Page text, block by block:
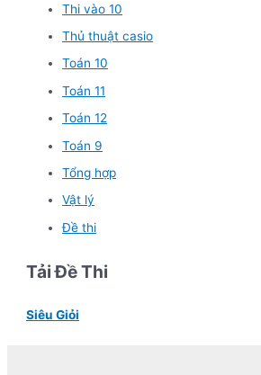
Thi vào 10
Thủ thuật casio
Toán 10
Toán 11
Toán 12
Toán 9
Tổng hợp
Vật lý
Đề thi
Tải Đề Thi
Siêu Giỏi